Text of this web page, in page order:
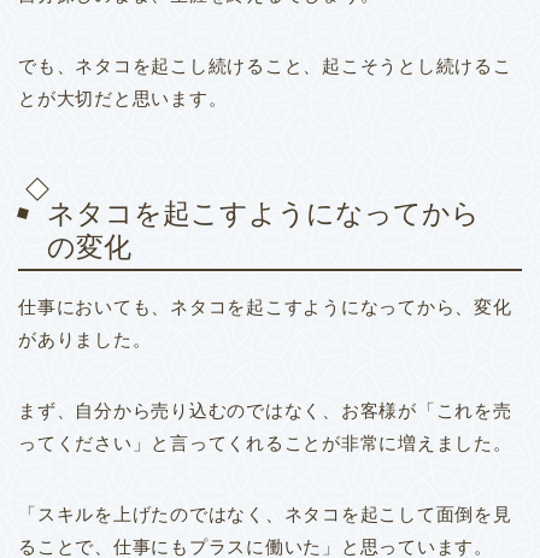
でも、ネタコを起こし続けること、起こそうとし続けるこ
とが大切だと思います。
ネタコを起こすようになってから
の変化
仕事においても、ネタコを起こすようになってから、変化
がありました。
まず、自分から売り込むのではなく、お客様が「これを売
ってください」と言ってくれることが非常に増えました。
「スキルを上げたのではなく、ネタコを起こして面倒を見
ることで、仕事にもプラスに働いた」と思っています。